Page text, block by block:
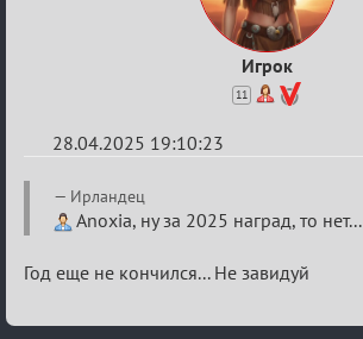
Игрок
11
28.04.2025 19:10:23
Re:
Разговоры
XIX
ТПК.
Ирландец
Anoxia, ну за 2025 наград, то нет...
Год еще не кончился... Не завидуй